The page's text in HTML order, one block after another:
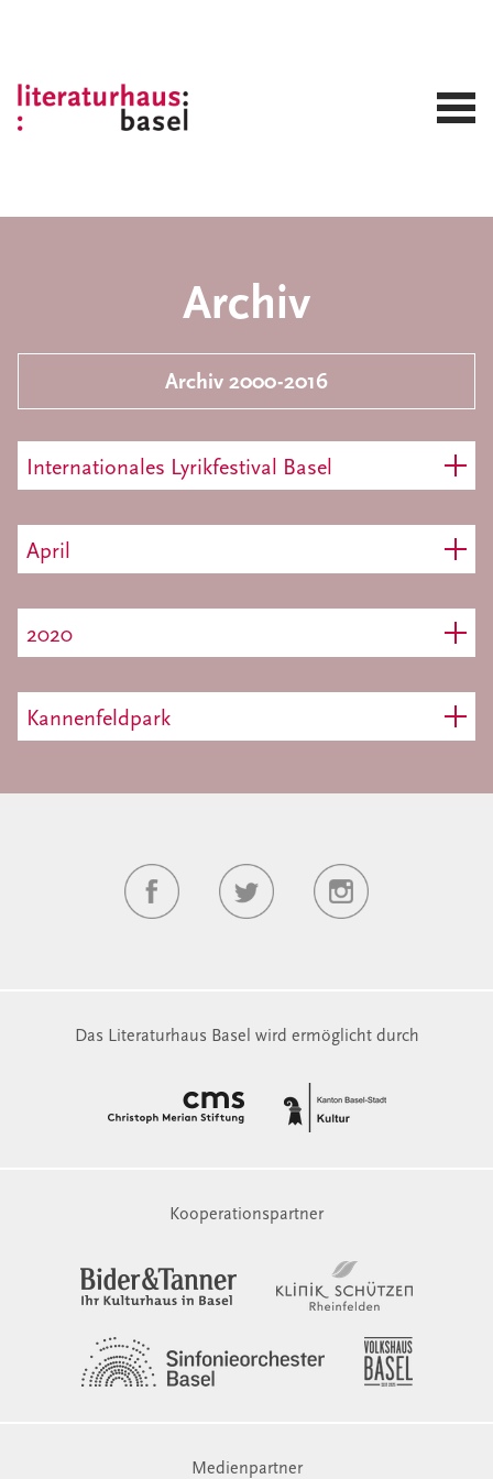
Archiv
Archiv 2000-2016
Internationales Lyrikfestival Basel
April
2020
Kannenfeldpark
Das Literaturhaus Basel wird ermöglicht durch
Kooperationspartner
Medienpartner